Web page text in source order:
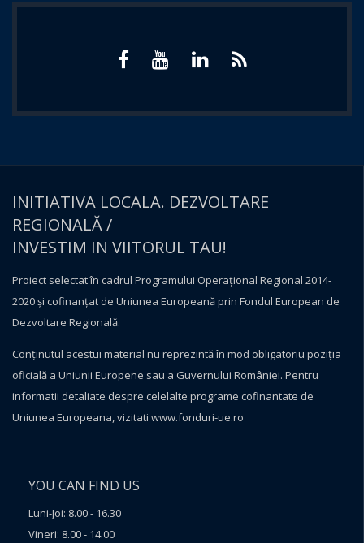
INITIATIVA LOCALA. DEZVOLTARE
REGIONALĂ /
INVESTIM IN VIITORUL TAU!
Proiect selectat în cadrul Programului Operațional Regional 2014-
2020 și cofinanțat de Uniunea Europeană prin Fondul European de
Dezvoltare Regională.
Conţinutul acestui material nu reprezintă în mod obligatoriu poziţia
oficială a Uniunii Europene sau a Guvernului României. Pentru
informatii detaliate despre celelalte programe cofinantate de
Uniunea Europeana, vizitati www.fonduri-ue.ro
YOU CAN FIND US
Luni-Joi: 8.00 - 16.30
Vineri: 8.00 - 14.00